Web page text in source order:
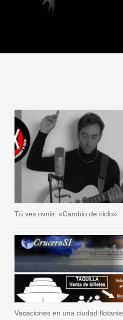
Tú ves ovnis: «Cambio de ciclo»
Vacaciones en una ciudad flotante